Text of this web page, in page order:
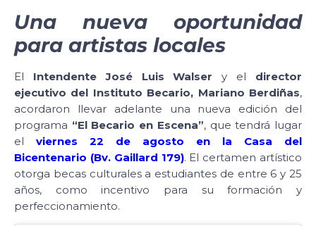
Una nueva oportunidad
para artistas locales
El Intendente José Luis Walser y el director
ejecutivo del Instituto Becario, Mariano Berdiñas,
acordaron llevar adelante una nueva edición del
programa “El Becario en Escena”, que tendrá lugar
el viernes 22 de agosto en la Casa del
Bicentenario (Bv. Gaillard 179). El certamen artístico
otorga becas culturales a estudiantes de entre 6 y 25
años, como incentivo para su formación y
perfeccionamiento.